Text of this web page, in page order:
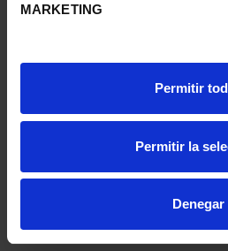
MARKETING
Permitir
Permitir la
Denegar